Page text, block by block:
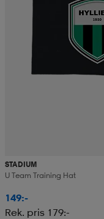
STADIUM
U Team Training Hat
149:-
Rek. pris 179:-